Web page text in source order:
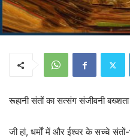
रूहानी संतों का सत्संग संजीवनी
जी हां, धर्मों में और ईश्वर के सच्चे